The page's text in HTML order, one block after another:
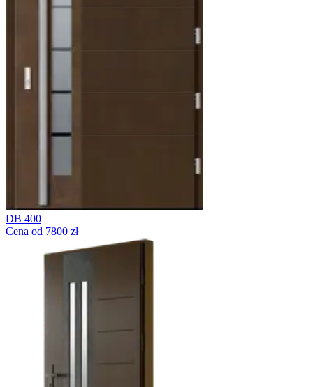
DB 400
Cena od 7800 zł